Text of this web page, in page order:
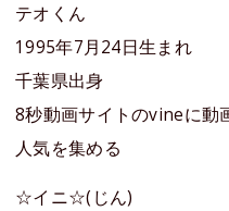
テオくん
1995年7月24日生まれ
千葉県出身
8秒動画サイトのvineに動
人気を集める
☆イニ☆(じん)